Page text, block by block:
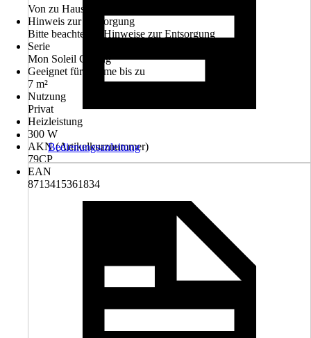
Von zu Hause und unterwegs
Hinweis zur Entsorgung
Bitte beachte die Hinweise zur Entsorgung
Serie
Mon Soleil Ceiling
Geeignet für Räume bis zu
7 m²
Nutzung
Privat
Heizleistung
300 W
AKN (Artikelkurznummer)
79CP
EAN
8713415361834
Bedienungsanleitung